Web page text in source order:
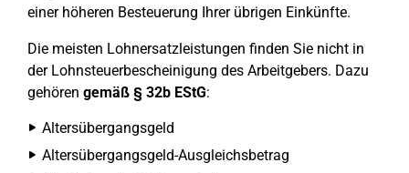
einer höheren Besteuerung Ihrer übrigen Einkünfte.
Die meisten Lohnersatzleistungen finden Sie nicht in
der Lohnsteuerbescheinigung des Arbeitgebers. Dazu
gehören gemäß § 32b EStG:
Altersübergangsgeld
Altersübergangsgeld-Ausgleichsbetrag